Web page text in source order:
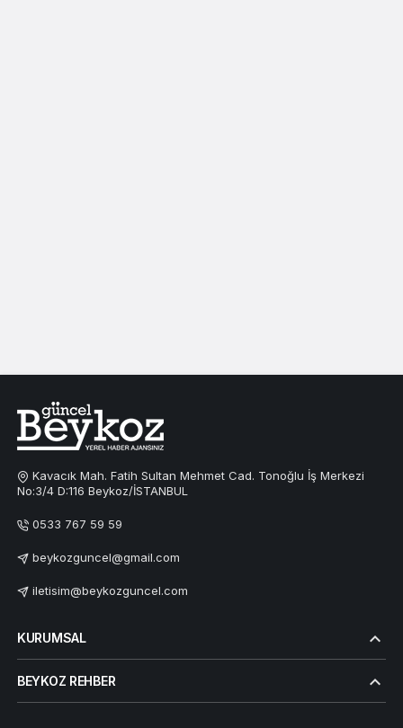
Kavacık Mah. Fatih Sultan Mehmet Cad. Tonoğlu İş Merkezi
No:3/4 D:116 Beykoz/İSTANBUL
0533 767 59 59
beykozguncel@gmail.com
iletisim@beykozguncel.com
KURUMSAL
BEYKOZ REHBER